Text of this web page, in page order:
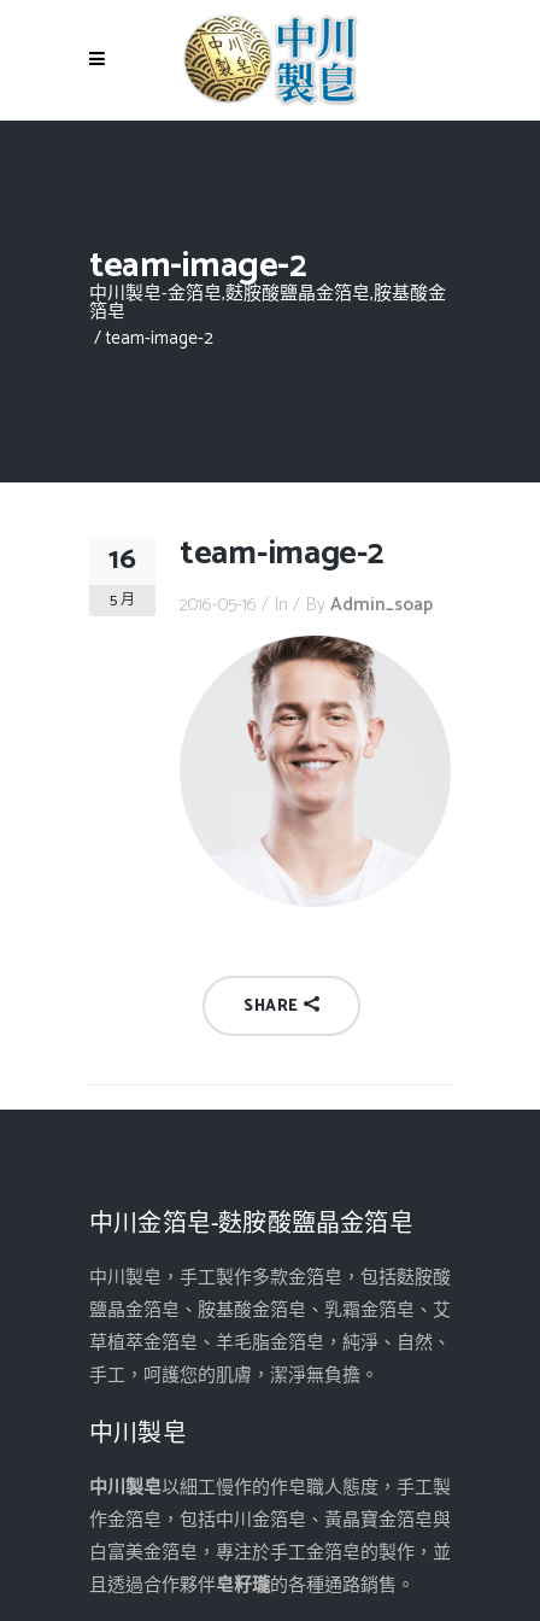
team-image-2
中川製皂-金箔皂,麩胺酸鹽晶金箔皂,胺基酸金
箔皂
/team-image-2
16
5 月
team-image-2
2016-05-16 In By Admin_soap
SHARE
中川金箔皂-麩胺酸鹽晶金箔皂
中川製皂，手工製作多款金箔皂，包括麩胺酸
鹽晶金箔皂、胺基酸金箔皂、乳霜金箔皂、艾
草植萃金箔皂、羊毛脂金箔皂，純淨、自然、
手工，呵護您的肌膚，潔淨無負擔。
中川製皂
中川製皂以細工慢作的作皂職人態度，手工製
作金箔皂，包括中川金箔皂、黃晶寶金箔皂與
白富美金箔皂，專注於手工金箔皂的製作，並
且透過合作夥伴皂籽瓏的各種通路銷售。